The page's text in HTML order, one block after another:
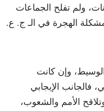
ولم تفلح الجماعات
الهجرة في الـ ج. ع.
وإن كانت
فالجانب الإيجابي
الأمم والشعوب،